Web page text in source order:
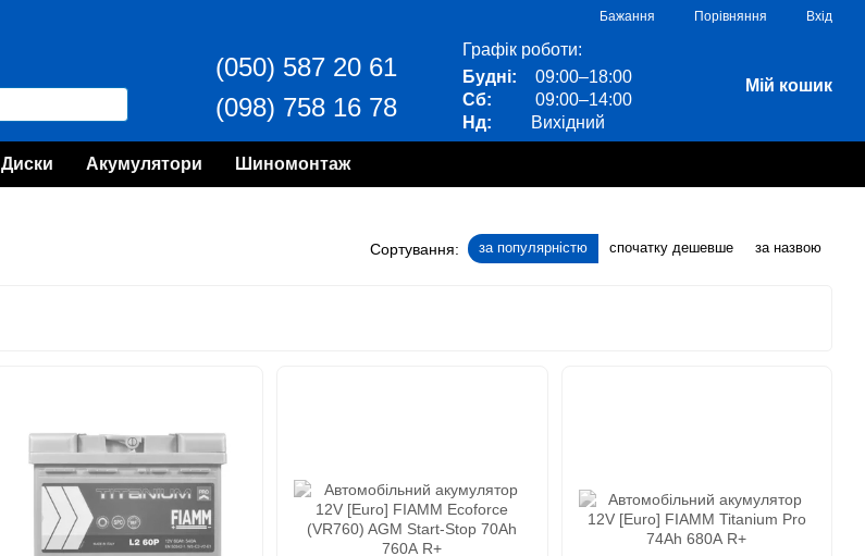
Бажання Порівняння Вхід
(050) 587 20 61
(098) 758 16 78
Графік роботи:
Будні:
09:00–18:00
Сб:
09:00–14:00
Нд:
Вихідний
Мій кошик
Диски Акумулятори Шиномонтаж
Сортування: за популярністю спочатку дешевше за назвою